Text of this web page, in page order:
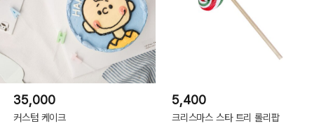
35,000
커스텀 케이크
5,400
크리스마스 스타 트리 롤리팝